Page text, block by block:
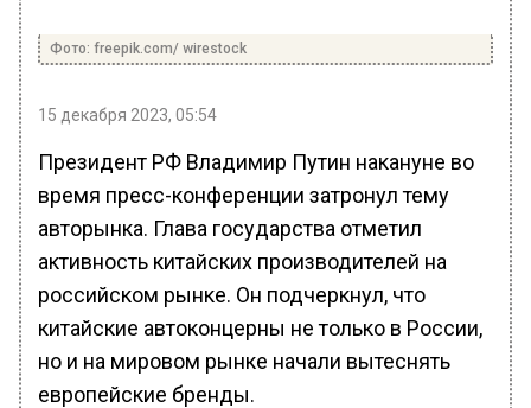
Фото: freepik.com/ wirestock
15 декабря 2023, 05:54
Президент РФ Владимир Путин накануне во
время пресс-конференции затронул тему
авторынка. Глава государства отметил
активность китайских производителей на
российском рынке. Он подчеркнул, что
китайские автоконцерны не только в России,
но и на мировом рынке начали вытеснять
европейские бренды.